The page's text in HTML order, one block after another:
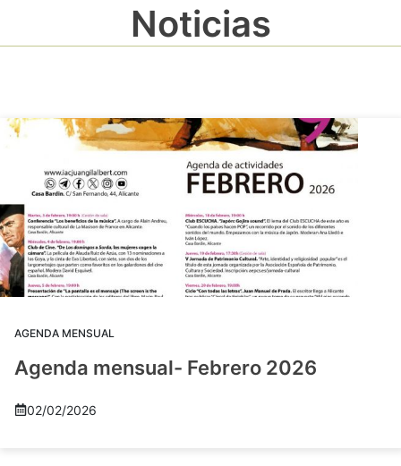
Noticias
AGENDA MENSUAL
Agenda mensual- Febrero 2026
02/02/2026